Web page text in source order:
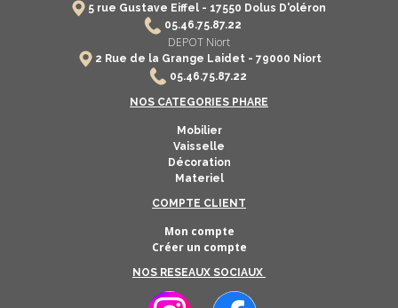
5 rue Gustave Eiffel - 17550 Dolus D'oléron
05.46.75.87.22
DEPOT Niort
2 Rue de la Grange Laidet - 79000 Niort
05.46.75.87.22
NOS CATEGORIES PHARE
Mobilier
Vaisselle
Décoration
Materiel
COMPTE CLIENT
Mon compte
Créer un compte
NOS RESEAUX SOCIAUX